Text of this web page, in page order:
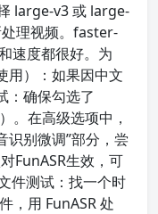
large-v3 或 large-
理视频。faster-
速度都很好。为
用）：如果因中文
：确保勾选了
。在高级选项中，
别微调”部分，尝
FunASR生效，可
件测试：找一个时
，用 FunASR 处